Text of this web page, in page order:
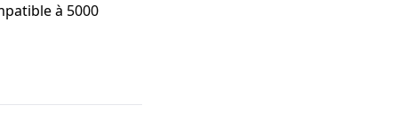
à 5000